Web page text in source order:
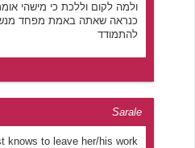
ולמה לקום וללכת כי מישהי
כנראה שאתה באמת מפחד
להתמודד
Sarale
knows to leave her/his work